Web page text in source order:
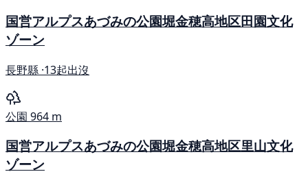
国営アルプスあづみの公園堀金穂高地区田園文化
ゾーン
長野縣 ·13起出沒
公園 964 m
国営アルプスあづみの公園堀金穂高地区里山文化
ゾーン